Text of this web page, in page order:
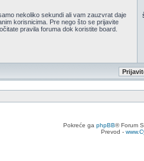
nekoliko sekundi ali vam zauzvrat daje
korisnicima. Pre nego što se prijavite
pravila foruma dok koristite board.
Pokreće ga phpBB® Forum
Prevod -